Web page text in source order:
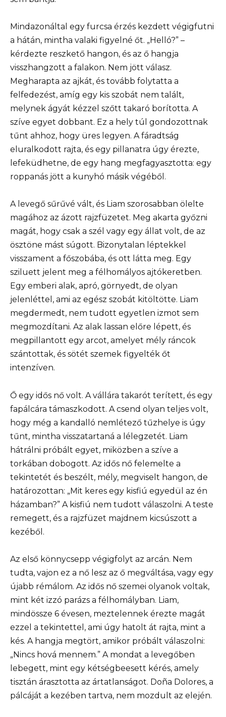
Mindazonáltal egy furcsa érzés kezdett végigfutni
a hátán, mintha valaki figyelné őt. „Helló?” –
kérdezte reszkető hangon, és az ő hangja
visszhangzott a falakon. Nem jött válasz.
Megharapta az ajkát, és tovább folytatta a
felfedezést, amíg egy kis szobát nem talált,
melynek ágyát kézzel szőtt takaró borította. A
szíve egyet dobbant. Ez a hely túl gondozottnak
tűnt ahhoz, hogy üres legyen. A fáradtság
eluralkodott rajta, és egy pillanatra úgy érezte,
lefeküdhetne, de egy hang megfagyasztotta: egy
roppanás jött a kunyhó másik végéből.
A levegő sűrűvé vált, és Liam szorosabban ölelte
magához az ázott rajzfüzetet. Meg akarta győzni
magát, hogy csak a szél vagy egy állat volt, de az
ösztöne mást súgott. Bizonytalan léptekkel
visszament a főszobába, és ott látta meg. Egy
sziluett jelent meg a félhomályos ajtókeretben.
Egy emberi alak, apró, görnyedt, de olyan
jelenléttel, ami az egész szobát kitöltötte. Liam
megdermedt, nem tudott egyetlen izmot sem
megmozdítani. Az alak lassan előre lépett, és
megpillantott egy arcot, amelyet mély ráncok
szántottak, és sötét szemek figyelték őt
intenzíven.
Ő egy idős nő volt. A vállára takarót terített, és egy
fapálcára támaszkodott. A csend olyan teljes volt,
hogy még a kandalló nemlétező tűzhelye is úgy
tűnt, mintha visszatartaná a lélegzetét. Liam
hátrálni próbált egyet, miközben a szíve a
torkában dobogott. Az idős nő felemelte a
tekintetét és beszélt, mély, megviselt hangon, de
határozottan: „Mit keres egy kisfiú egyedül az én
házamban?” A kisfiú nem tudott válaszolni. A teste
remegett, és a rajzfüzet majdnem kicsúszott a
kezéből.
Az első könnycsepp végigfolyt az arcán. Nem
tudta, vajon ez a nő lesz az ő megváltása, vagy egy
újabb rémálom. Az idős nő szemei olyanok voltak,
mint két izzó parázs a félhomályban. Liam,
mindössze 6 évesen, meztelennek érezte magát
ezzel a tekintettel, ami úgy hatolt át rajta, mint a
kés. A hangja megtört, amikor próbált válaszolni:
„Nincs hová mennem.” A mondat a levegőben
lebegett, mint egy kétségbeesett kérés, amely
tisztán árasztotta az ártatlanságot. Doña Dolores, a
pálcáját a kezében tartva, nem mozdult az elején.